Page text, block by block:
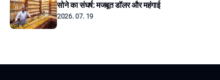
सोने का संघर्ष: मजबूत डॉलर और महंगाई
2026. 07. 19